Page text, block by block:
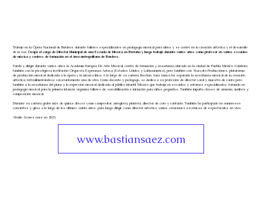
Trabajó en la Ópera Nacional de Burdeos durante talleres especializados en pedagogía musical para niños y se centró en la creación artística y el desarrollo
de la voz.Ocupó el cargo de Director Municipal de una Escuela de Música en Bretaña y luego trabajó durante varios años como profesor en varias escuelas
de música y centros de formación en el área metropolitana de Burdeos.
Fundó y dirigió durante varios años la Academia Europea De Arte Musical, centro de formación y enseñanza ubicado en la ciudad de Puebla, México. Colabora
también con la prestigiosa institución Orquesta Esperanza Azteca (Estados Unidos y Latinoamérica), pero también con Staccato Producciones, plataforma
de producción musical dedicada a la ópera y la música lírica. A lo largo de su carrera, Bastian Saez nunca ha separado la enseñanza musical de la creación
artística, retroalimentándose constantemente una de otra. Como docente y pedagogo, se dedica a su profesión de director coral y maestro de canto pero
también a la enseñanza del piano y la expresión musical dedicada al público infantil. Músico que trabaja en escuelas y entornos especializados, formado en
pedagogía musical para la primera infancia, organiza talleres de sensibilización e iniciación para niños pequeños. También imparte clases de armonía, análisis y
composición musical.
Durante su carrera grabó más de quince discos como compositor, arreglista, pianista, director de coro y cantante. También ha participado en numerosos
conciertos y giras a lo largo de los últimos veinte años, para luego dirigir, como director artístico, varias creaciones escénicas de espectáculos en vivo.
Studio Scores nace en 2023.
www.bastiansaez.com